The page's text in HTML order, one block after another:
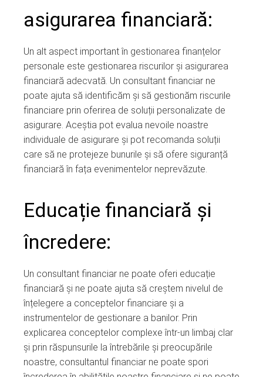
asigurarea financiară:
Un alt aspect important în gestionarea finanțelor
personale este gestionarea riscurilor și asigurarea
financiară adecvată. Un consultant financiar ne
poate ajuta să identificăm și să gestionăm riscurile
financiare prin oferirea de soluții personalizate de
asigurare. Aceștia pot evalua nevoile noastre
individuale de asigurare și pot recomanda soluții
care să ne protejeze bunurile și să ofere siguranță
financiară în fața evenimentelor neprevăzute.
Educație financiară și
încredere:
Un consultant financiar ne poate oferi educație
financiară și ne poate ajuta să creștem nivelul de
înțelegere a conceptelor financiare și a
instrumentelor de gestionare a banilor. Prin
explicarea conceptelor complexe într-un limbaj clar
și prin răspunsurile la întrebările și preocupările
noastre, consultantul financiar ne poate spori